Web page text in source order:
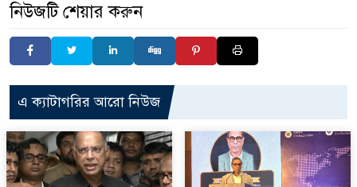
নিউজটি শেয়ার করুন
এ ক্যাটাগরির আরো নিউজ